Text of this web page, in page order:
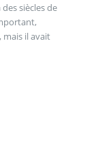
siècles de
mais il avait